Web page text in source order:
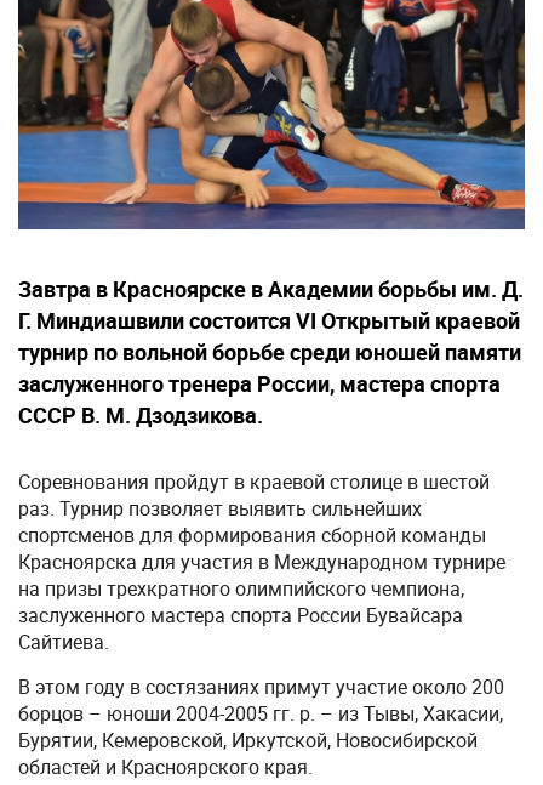
Завтра в Красноярске в Академии борьбы им. Д.
Г. Миндиашвили состоится VI Открытый краевой
турнир по вольной борьбе среди юношей памяти
заслуженного тренера России, мастера спорта
СССР В. М. Дзодзикова.
Соревнования пройдут в краевой столице в шестой
раз. Турнир позволяет выявить сильнейших
спортсменов для формирования сборной команды
Красноярска для участия в Международном турнире
на призы трехкратного олимпийского чемпиона,
заслуженного мастера спорта России Бувайсара
Сайтиева.
В этом году в состязаниях примут участие около 200
борцов – юноши 2004-2005 гг. р. – из Тывы, Хакасии,
Бурятии, Кемеровской, Иркутской, Новосибирской
областей и Красноярского края.